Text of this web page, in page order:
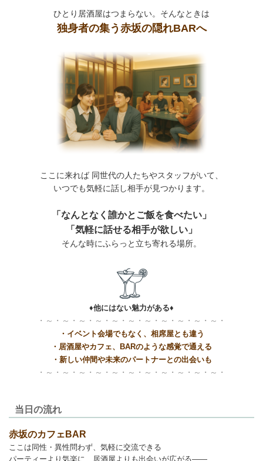
ひとり居酒屋はつまらない。そんなときは
独身者の集う赤坂の隠れBARへ
ここに来れば 同世代の人たちやスタッフがいて、
いつでも気軽に話し相手が見つかります。
「なんとなく誰かとご飯を食べたい」
「気軽に話せる相手が欲しい」
そんな時にふらっと立ち寄れる場所。
♦他にはない魅力がある♦
・～・～・～・～・～・～・～・～・～・～・～・
・イベント会場でもなく、相席屋とも違う
・居酒屋やカフェ、BARのような感覚で通える
・新しい仲間や未来のパートナーとの出会いも
・～・～・～・～・～・～・～・～・～・～・～・
当日の流れ
赤坂のカフェBAR
ここは同性・異性問わず、気軽に交流できる
パーティーより気楽に、居酒屋よりも出会いが広がる——